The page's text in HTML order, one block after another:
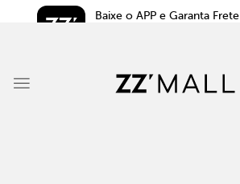
Baixe o APP e Garanta Frete